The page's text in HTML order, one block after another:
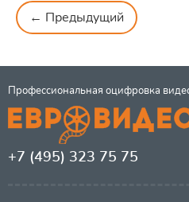
← Предыдущий
Профессиональная оцифровка
+7 (495) 323 75 75